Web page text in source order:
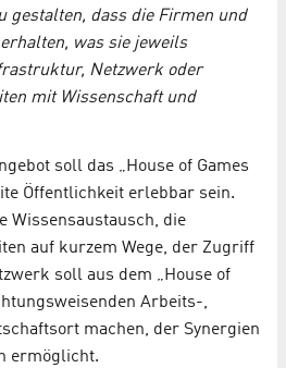
gestalten, dass die Firmen und
was sie jeweils
Netzwerk oder
mit Wissenschaft und
soll das „House of Games
Öffentlichkeit erlebbar sein.
Wissensaustausch, die
auf kurzem Wege, der Zugriff
soll aus dem „House of
Arbeits-,
machen, der Synergien
ermöglicht.